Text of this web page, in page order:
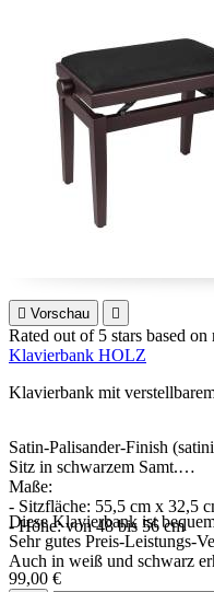
 Vorschau 
Rated out of 5 stars based on
Klavierbank HOLZ
Klavierbank mit
Satin-Palisander-Finish
Sitz in schwarzem Samt.
Maße:
- Sitzfläche: 55,5 cm x 32,5
- Höhe: von 48 bis 56 cm
Diese Klavierbank ist
Sehr gutes Preis-Leistungs-
Auch in weiß und schwarz
99,00 €